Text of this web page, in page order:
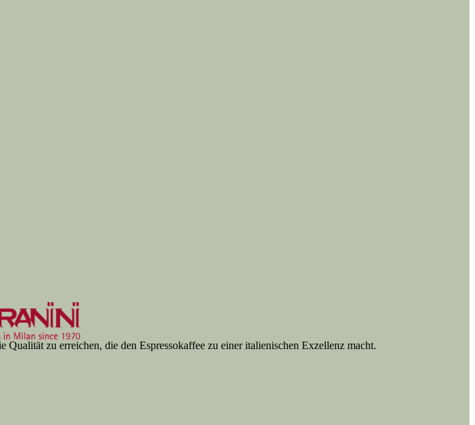
zu erreichen, die den Espressokaffee zu einer italienischen Exzellenz macht.